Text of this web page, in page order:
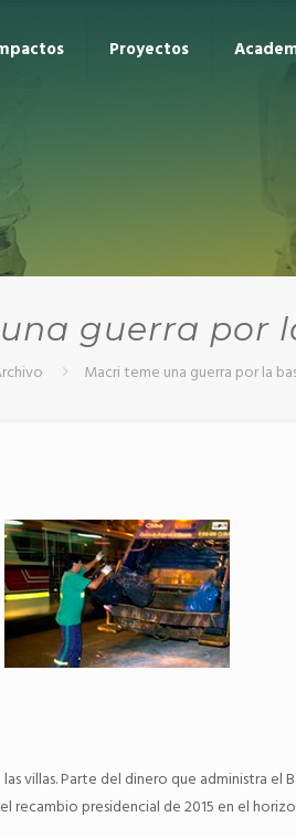
Proyectos
guerra por
Macri teme una guerra por la
villas. Parte del dinero que administra
recambio presidencial de 2015 en el